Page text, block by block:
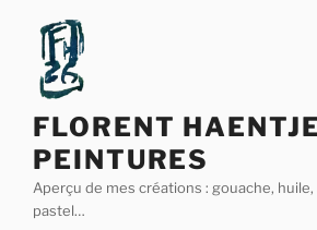
contenu
principal
FLORENT
PEINTURES
Aperçu de mes créations : gouache,
pastel…